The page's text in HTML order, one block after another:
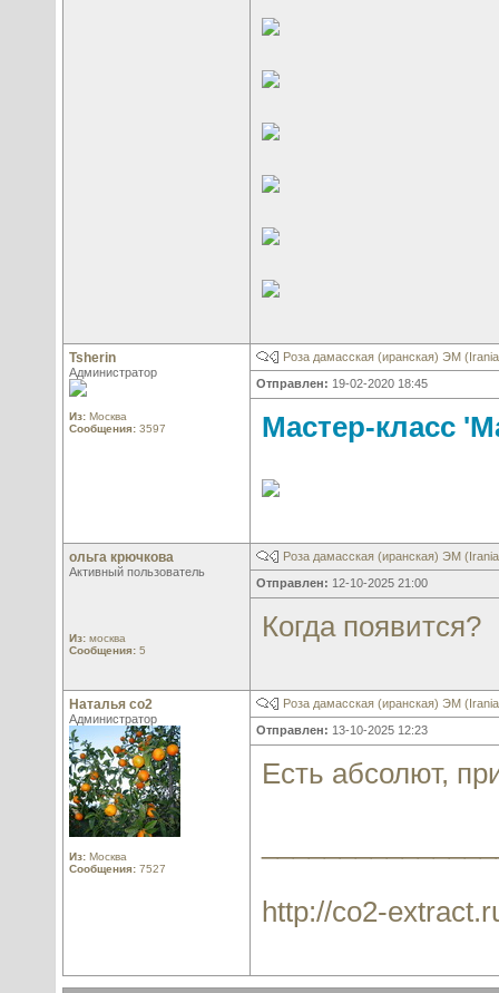
Tsherin
Администратор
Из: Москва
Сообщения: 3597
Роза дамасская (иранская) ЭМ
Отправлен: 19-02-2020 18:45
Мастер-класс
ольга крючкова
Активный пользователь
Из: москва
Сообщения: 5
Роза дамасская (иранская) ЭМ
Отправлен: 12-10-2025 21:00
Когда появится?
Наталья со2
Администратор
Из: Москва
Сообщения: 7527
Роза дамасская (иранская) ЭМ
Отправлен: 13-10-2025 12:23
Есть абсолют,
http://co2-